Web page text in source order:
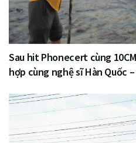
Sau hit Phonecert cùng
hợp cùng nghệ sĩ Hàn Quốc